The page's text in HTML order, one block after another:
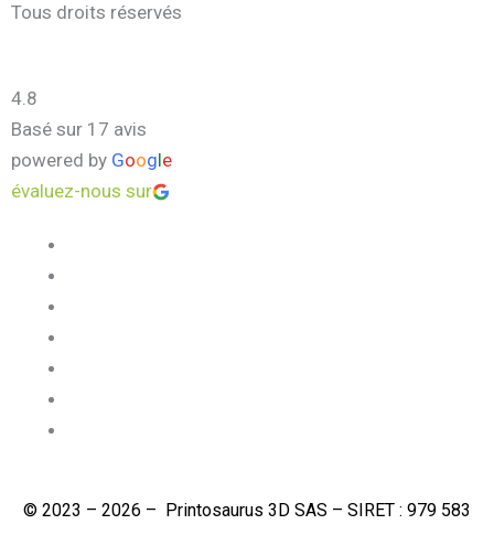
Tous droits réservés
4.8
Basé sur 17 avis
powered by Google
évaluez-nous sur
© 2023 – 2026 – Printosaurus 3D SAS – SIRET : 979 583